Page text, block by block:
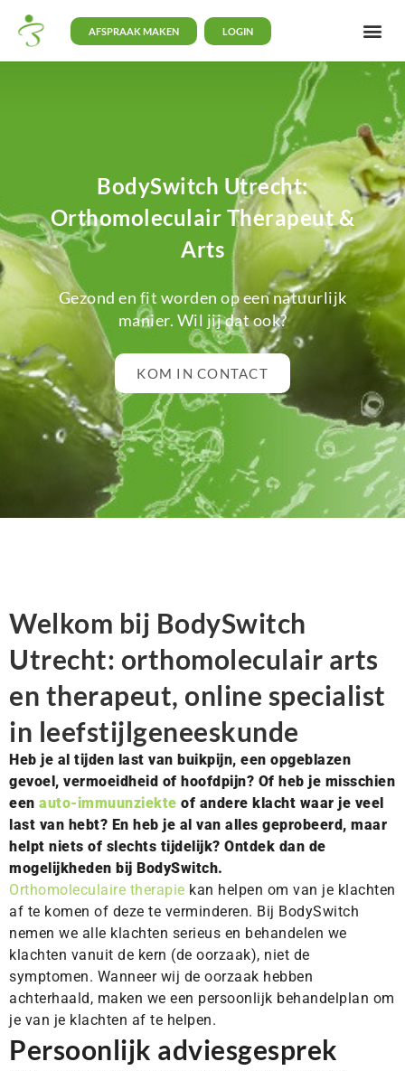
AFSPRAAK MAKEN LOGIN
BodySwitch Utrecht:
Orthomoleculair Therapeut &
Arts
Gezond en fit worden op een natuurlijk
manier. Wil jij dat ook?
KOM IN CONTACT
Welkom bij BodySwitch
Utrecht: orthomoleculair arts
en therapeut, online specialist
in leefstijlgeneeskunde
Heb je al tijden last van buikpijn, een opgeblazen
gevoel, vermoeidheid of hoofdpijn? Of heb je misschien
een auto-immuunziekte of andere klacht waar je veel
last van hebt? En heb je al van alles geprobeerd, maar
helpt niets of slechts tijdelijk? Ontdek dan de
mogelijkheden bij BodySwitch.
Orthomoleculaire therapie kan helpen om van je klachten
af te komen of deze te verminderen. Bij BodySwitch
nemen we alle klachten serieus en behandelen we
klachten vanuit de kern (de oorzaak), niet de
symptomen. Wanneer wij de oorzaak hebben
achterhaald, maken we een persoonlijk behandelplan om
je van je klachten af te helpen.
Persoonlijk adviesgesprek